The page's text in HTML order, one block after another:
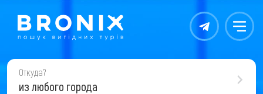
Контакты Меню
Откуда?
из любого города